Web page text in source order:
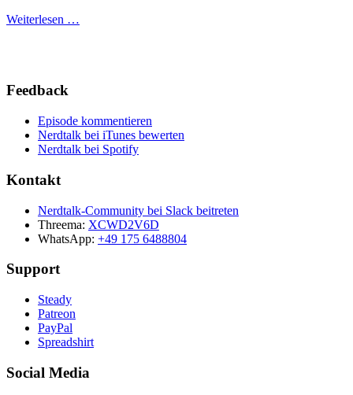
Weiterlesen …
Feedback
Episode kommentieren
Nerdtalk bei iTunes bewerten
Nerdtalk bei Spotify
Kontakt
Nerdtalk-Community bei Slack beitreten
Threema: XCWD2V6D
WhatsApp: +49 175 6488804
Support
Steady
Patreon
PayPal
Spreadshirt
Social Media